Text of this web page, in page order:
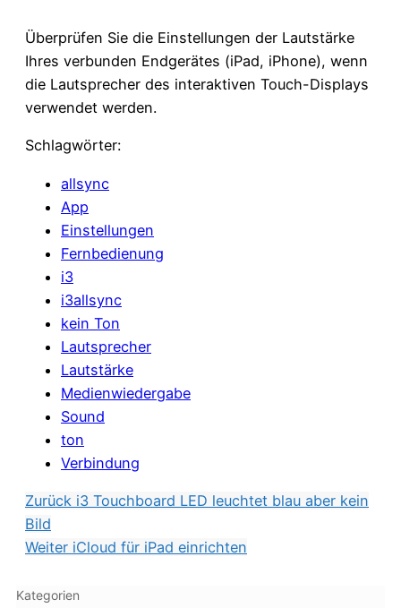
Überprüfen Sie die Einstellungen der Lautstärke
Ihres verbunden Endgerätes (iPad, iPhone), wenn
die Lautsprecher des interaktiven Touch-Displays
verwendet werden.
Schlagwörter:
allsync
App
Einstellungen
Fernbedienung
i3
i3allsync
kein Ton
Lautsprecher
Lautstärke
Medienwiedergabe
Sound
ton
Verbindung
Zurück i3 Touchboard LED leuchtet blau aber kein
Bild
Weiter iCloud für iPad einrichten
Kategorien